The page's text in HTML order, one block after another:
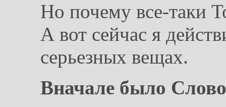
Но почему все-таки
А вот сейчас я
серьезных вещах.
Вначале было